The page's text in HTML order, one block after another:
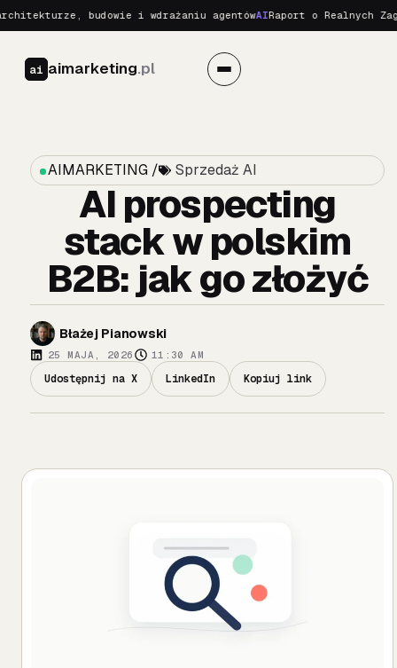
budowie i wdrażaniu agentówAIRaport o Realnych
ai aimarketing.pl
AIMARKETING / Sprzedaż AI
AI prospecting
stack w polskim
B2B: jak go złożyć
Błażej Pianowski
25 MAJA, 2026 11:30 AM
Udostępnij na X LinkedIn Kopiuj link